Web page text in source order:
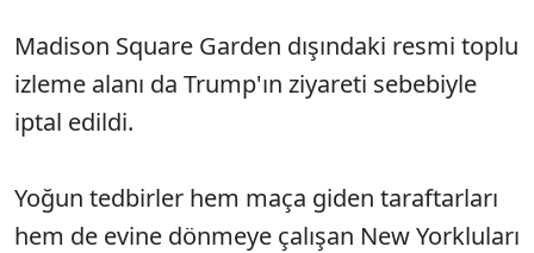
Madison Square Garden dışındaki resmi toplu
izleme alanı da Trump'ın ziyareti sebebiyle
iptal edildi.
Yoğun tedbirler hem maça giden taraftarları
hem de evine dönmeye çalışan New Yorkluları